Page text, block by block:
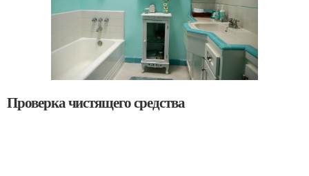
Проверка чистящего средства